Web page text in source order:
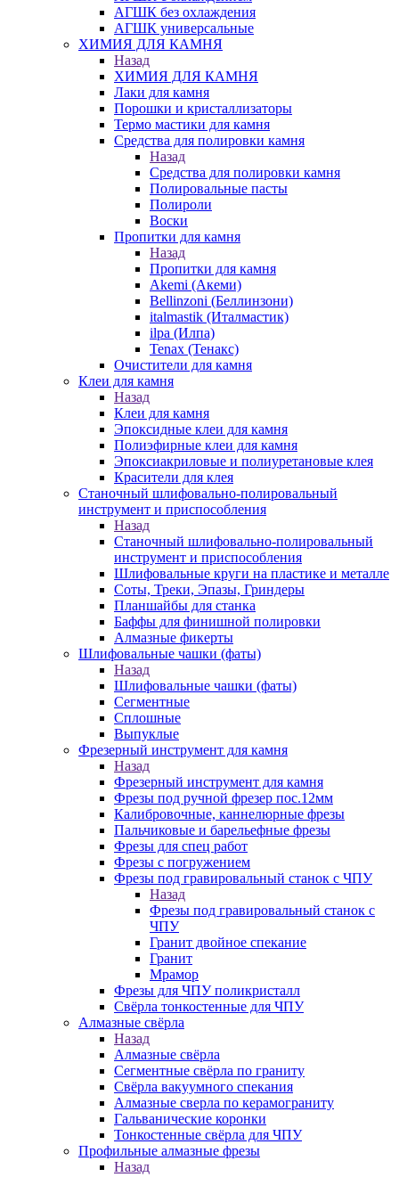
АГШК без охлаждения
АГШК универсальные
ХИМИЯ ДЛЯ КАМНЯ
Назад
ХИМИЯ ДЛЯ КАМНЯ
Лаки для камня
Порошки и кристаллизаторы
Термо мастики для камня
Средства для полировки камня
Назад
Средства для полировки камня
Полировальные пасты
Полироли
Воски
Пропитки для камня
Назад
Пропитки для камня
Akemi (Акеми)
Bellinzoni (Беллинзони)
italmastik (Италмастик)
ilpa (Илпа)
Tenax (Тенакс)
Очистители для камня
Клеи для камня
Назад
Клеи для камня
Эпоксидные клеи для камня
Полиэфирные клеи для камня
Эпоксиакриловые и полиуретановые клея
Красители для клея
Станочный шлифовально-полировальный
инструмент и приспособления
Назад
Станочный шлифовально-полировальный
инструмент и приспособления
Шлифовальные круги на пластике и металле
Соты, Треки, Эпазы, Гриндеры
Планшайбы для станка
Баффы для финишной полировки
Алмазные фикерты
Шлифовальные чашки (фаты)
Назад
Шлифовальные чашки (фаты)
Сегментные
Сплошные
Выпуклые
Фрезерный инструмент для камня
Назад
Фрезерный инструмент для камня
Фрезы под ручной фрезер пос.12мм
Калибровочные, каннелюрные фрезы
Пальчиковые и барельефные фрезы
Фрезы для спец работ
Фрезы с погружением
Фрезы под гравировальный станок с ЧПУ
Назад
Фрезы под гравировальный станок с
ЧПУ
Гранит двойное спекание
Гранит
Мрамор
Фрезы для ЧПУ поликристалл
Свёрла тонкостенные для ЧПУ
Алмазные свёрла
Назад
Алмазные свёрла
Сегментные свёрла по граниту
Свёрла вакуумного спекания
Алмазные сверла по керамограниту
Гальванические коронки
Тонкостенные свёрла для ЧПУ
Профильные алмазные фрезы
Назад